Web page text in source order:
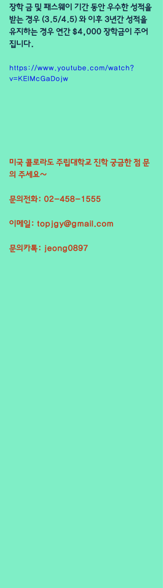
장학 금 및 패스웨이 기간 동안 우수한 성적을
받는 경우 (3.5/4.5) 와 이후 3년간 성적을
유지하는 경우 연간 $4,000 장학금이 주어
집니다.
https://www.youtube.com/watch?
v=KEIMcGaDojw
미국 콜로라도 주립대학교 진학 궁금한 점 문
의 주세요~
문의전화: 02-458-1555
이메일: topjgy@gmail.com
문의카톡: jeong0897